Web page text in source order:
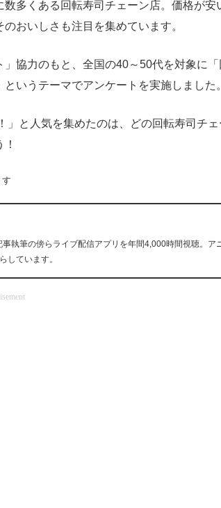
多くある回転寿司チェーン店。価格が安
おいしさも注目を集めています。
協力のもと、全国の40～50代を対象に「
いうテーマでアンケートを実施しました。
と人気を集めたのは、どの回転寿司チ
執筆の傍らライブ配信アプリを年間4,000時間視聴。ア
しています。